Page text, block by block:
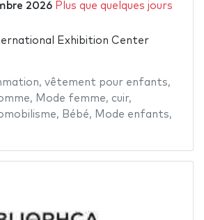
2026 Plus que quelques jours
Exhibition Center
, vêtement pour enfants,
, Mode femme, cuir,
, Bébé, Mode enfants,